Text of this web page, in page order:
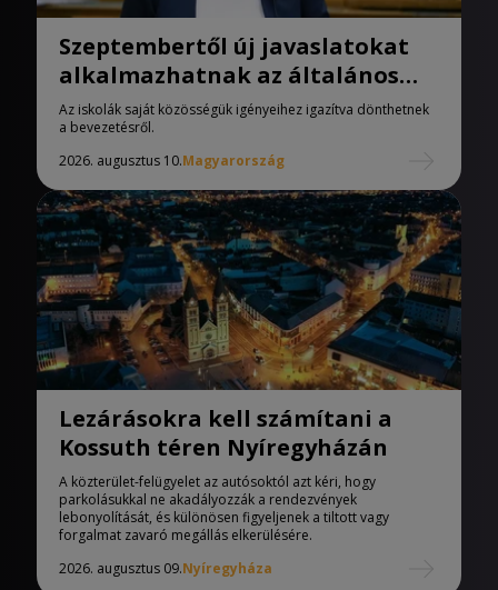
Szeptembertől új javaslatokat
alkalmazhatnak az általános
iskolák
Az iskolák saját közösségük igényeihez igazítva dönthetnek
a bevezetésről.
2026. augusztus 10.Magyarország
Lezárásokra kell számítani a
Kossuth téren Nyíregyházán
A közterület-felügyelet az autósoktól azt kéri, hogy
parkolásukkal ne akadályozzák a rendezvények
lebonyolítását, és különösen figyeljenek a tiltott vagy
forgalmat zavaró megállás elkerülésére.
2026. augusztus 09.Nyíregyháza